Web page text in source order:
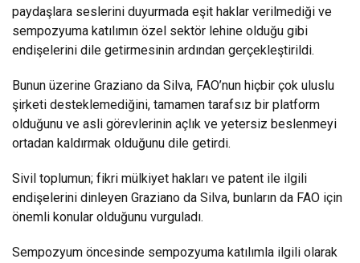
paydaşlara seslerini duyurmada eşit haklar verilmediği ve
sempozyuma katılımın özel sektör lehine olduğu gibi
endişelerini dile getirmesinin ardından gerçekleştirildi.
Bunun üzerine Graziano da Silva, FAO’nun hiçbir çok uluslu
şirketi desteklemediğini, tamamen tarafsız bir platform
olduğunu ve asli görevlerinin açlık ve yetersiz beslenmeyi
ortadan kaldırmak olduğunu dile getirdi.
Sivil toplumun; fikri mülkiyet hakları ve patent ile ilgili
endişelerini dinleyen Graziano da Silva, bunların da FAO için
önemli konular olduğunu vurguladı.
Sempozyum öncesinde sempozyuma katılımla ilgili olarak